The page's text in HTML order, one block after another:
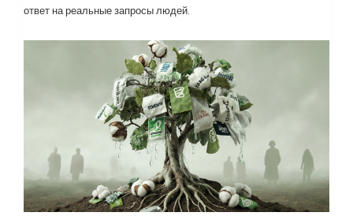
ответ на реальные запросы людей.